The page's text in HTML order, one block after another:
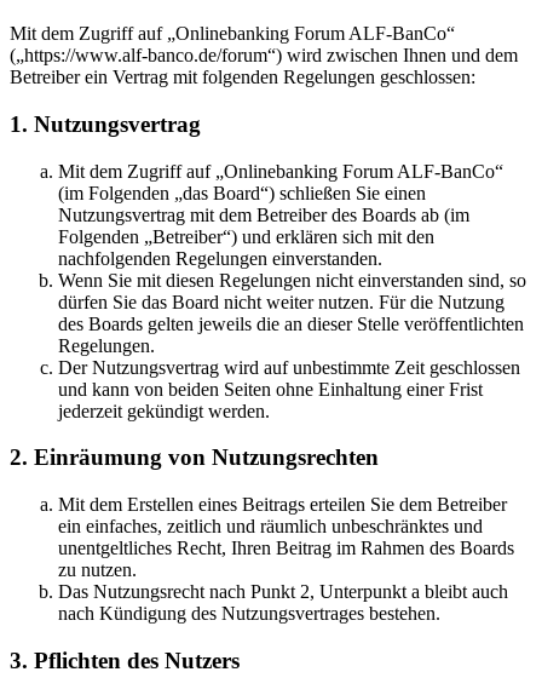
Mit dem Zugriff auf „Onlinebanking Forum ALF-BanCo“
(„https://www.alf-banco.de/forum“) wird zwischen Ihnen und dem
Betreiber ein Vertrag mit folgenden Regelungen geschlossen:
1. Nutzungsvertrag
Mit dem Zugriff auf „Onlinebanking Forum ALF-BanCo“
(im Folgenden „das Board“) schließen Sie einen
Nutzungsvertrag mit dem Betreiber des Boards ab (im
Folgenden „Betreiber“) und erklären sich mit den
nachfolgenden Regelungen einverstanden.
Wenn Sie mit diesen Regelungen nicht einverstanden sind, so
dürfen Sie das Board nicht weiter nutzen. Für die Nutzung
des Boards gelten jeweils die an dieser Stelle veröffentlichten
Regelungen.
Der Nutzungsvertrag wird auf unbestimmte Zeit geschlossen
und kann von beiden Seiten ohne Einhaltung einer Frist
jederzeit gekündigt werden.
2. Einräumung von Nutzungsrechten
Mit dem Erstellen eines Beitrags erteilen Sie dem Betreiber
ein einfaches, zeitlich und räumlich unbeschränktes und
unentgeltliches Recht, Ihren Beitrag im Rahmen des Boards
zu nutzen.
Das Nutzungsrecht nach Punkt 2, Unterpunkt a bleibt auch
nach Kündigung des Nutzungsvertrages bestehen.
3. Pflichten des Nutzers